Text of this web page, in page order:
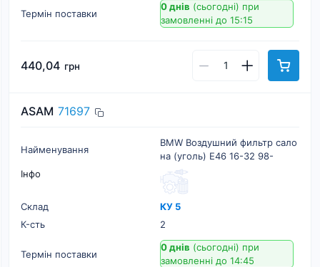
Термін поставки
0 днів (сьогодні) при
замовленні до 15:15
440,04 грн
ASAM 71697
Найменування
BMW Воздушний фильтр сало
на (уголь) E46 16-32 98-
Інфо
Склад
КУ 5
К-cть
2
Термін поставки
0 днів (сьогодні) при
замовленні до 14:45